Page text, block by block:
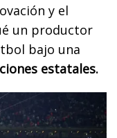
y el
un productor
bajo una
estatales.